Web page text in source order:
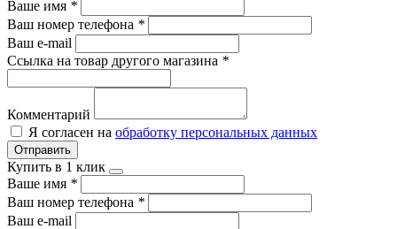
Ваше имя *
Ваш номер телефона *
Ваш e-mail
Ссылка на товар другого магазина *
Комментарий
Я согласен на обработку персональных данных
Отправить
Купить в 1 клик
Ваше имя *
Ваш номер телефона *
Ваш e-mail